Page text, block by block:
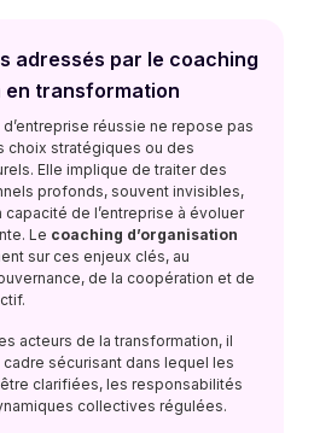
adressés par le coaching
en transformation
réussie ne repose pas
choix stratégiques ou des
Elle implique de traiter des
profonds, souvent invisibles,
de l’entreprise à évoluer
Le coaching d’organisation
sur ces enjeux clés, au
de la coopération et de
acteurs de la transformation, il
sécurisant dans lequel les
clarifiées, les responsabilités
collectives régulées.